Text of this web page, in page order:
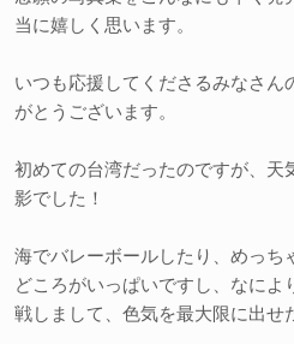
当に嬉しく思います。
いつも応援してくださるみなさ
がとうございます。
初めての台湾だったのですが、天
影でした！
海でバレーボールしたり、めっち
どころがいっぱいですし、なに
戦しまして、色気を最大限に出せ